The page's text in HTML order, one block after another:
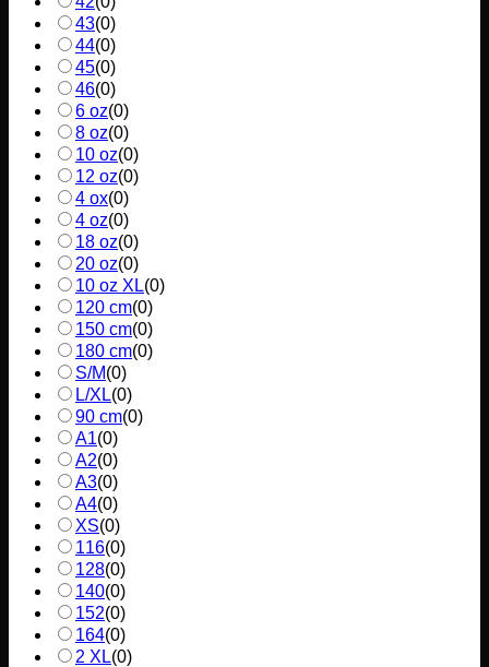
43(0)
44(0)
45(0)
46(0)
6 oz(0)
8 oz(0)
10 oz(0)
12 oz(0)
4 ox(0)
4 oz(0)
18 oz(0)
20 oz(0)
10 oz XL(0)
120 cm(0)
150 cm(0)
180 cm(0)
S/M(0)
L/XL(0)
90 cm(0)
A1(0)
A2(0)
A3(0)
A4(0)
XS(0)
116(0)
128(0)
140(0)
152(0)
164(0)
2 XL(0)